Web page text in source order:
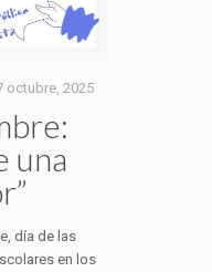
octubre, 2025
una
día de las
en los